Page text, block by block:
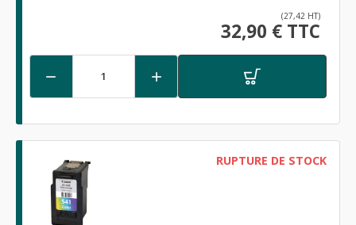
(27,42 HT)
32,90 € TTC
 
RUPTURE DE STOCK